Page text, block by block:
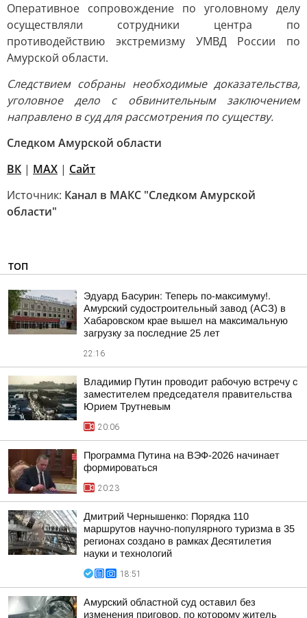
Оперативное сопровождение по уголовному делу
осуществляли сотрудники центра по
противодействию экстремизму УМВД России по
Амурской области.
Следствием собраны необходимые доказательства,
уголовное дело с обвинительным заключением
направлено в суд для рассмотрения по существу.
Следком Амурской области
ВК | MAX | Сайт
Источник: Канал в МАКС "Следком Амурской
области"
ТОП
Эдуард Басурин: Теперь по-максимуму!.
Амурский судостроительный завод (АСЗ) в
Хабаровском крае вышел на максимальную
загрузку за последние 25 лет
22:16
Владимир Путин проводит рабочую встречу с
заместителем председателя правительства
Юрием Трутневым
20:06
Программа Путина на ВЭФ-2026 начинает
формироваться
20:23
Дмитрий Чернышенко: Порядка 110
маршрутов научно-популярного туризма в 35
регионах создано в рамках Десятилетия
науки и технологий
18:51
Амурский областной суд оставил без
изменения приговор, по которому житель